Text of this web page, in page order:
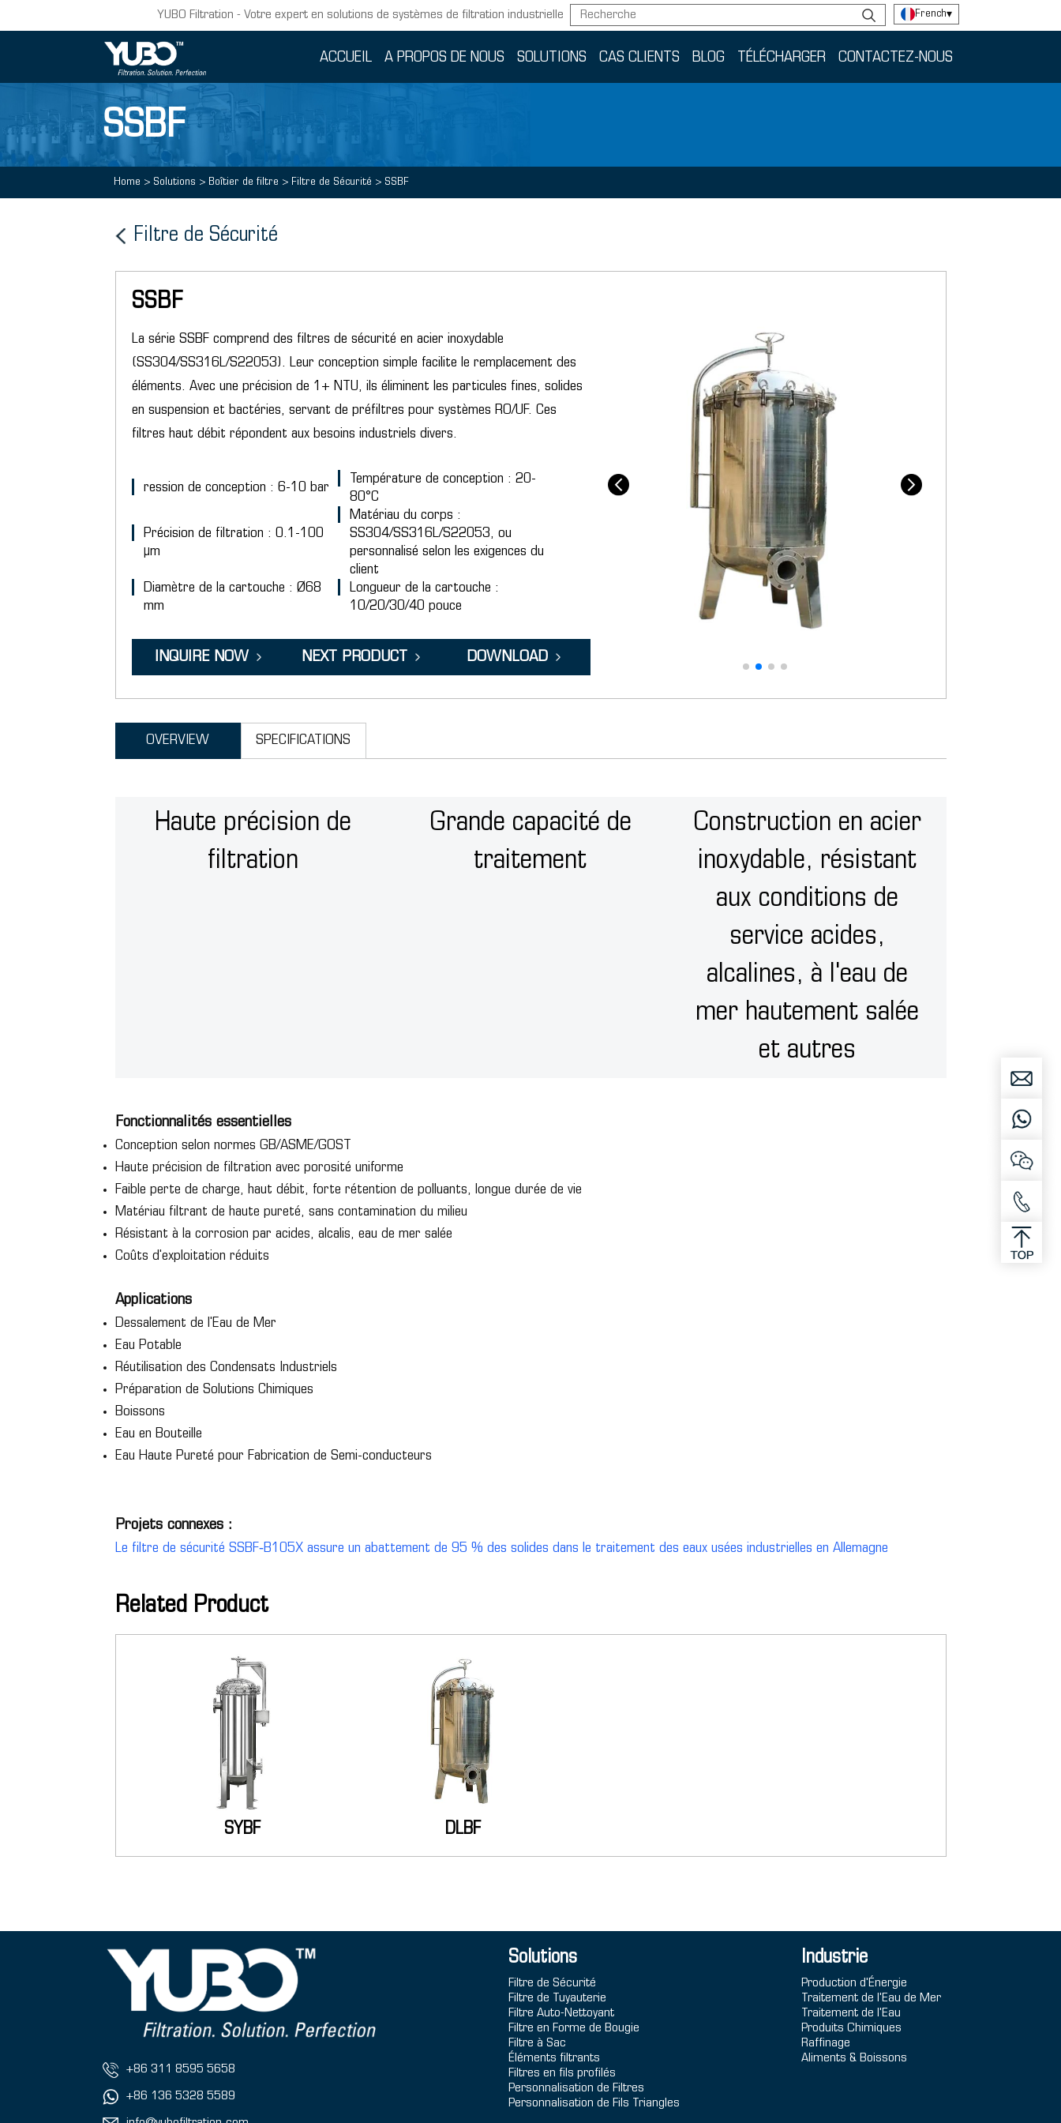
YUBO Filtration - Votre expert en solutions de systèmes de filtration industrielle French▾
ACCUEIL A PROPOS DE NOUS SOLUTIONS CAS CLIENTS BLOG TÉLÉCHARGER CONTACTEZ-NOUS
SSBF
Home > Solutions > Boîtier de filtre > Filtre de Sécurité > SSBF
Filtre de Sécurité
SSBF
La série SSBF comprend des filtres de sécurité en acier inoxydable
(SS304/SS316L/S22053). Leur conception simple facilite le remplacement des
éléments. Avec une précision de 1+ NTU, ils éliminent les particules fines, solides
en suspension et bactéries, servant de préfiltres pour systèmes RO/UF. Ces
filtres haut débit répondent aux besoins industriels divers.
ression de conception : 6-10 bar
Température de conception : 20-
80°C
Précision de filtration : 0.1-100
μm
Matériau du corps :
SS304/SS316L/S22053, ou
personnalisé selon les exigences du
client
Diamètre de la cartouche : Ø68
mm
Longueur de la cartouche :
10/20/30/40 pouce
INQUIRE NOW NEXT PRODUCT DOWNLOAD
OVERVIEW SPECIFICATIONS
Haute précision de
filtration
Grande capacité de
traitement
Construction en acier
inoxydable, résistant
aux conditions de
service acides,
alcalines, à l'eau de
mer hautement salée
et autres
Fonctionnalités essentielles
Conception selon normes GB/ASME/GOST
Haute précision de filtration avec porosité uniforme
Faible perte de charge, haut débit, forte rétention de polluants, longue durée de vie
Matériau filtrant de haute pureté, sans contamination du milieu
Résistant à la corrosion par acides, alcalis, eau de mer salée
Coûts d'exploitation réduits
Applications
Dessalement de l'Eau de Mer
Eau Potable
Réutilisation des Condensats Industriels
Préparation de Solutions Chimiques
Boissons
Eau en Bouteille
Eau Haute Pureté pour Fabrication de Semi-conducteurs
Projets connexes :
Le filtre de sécurité SSBF‑B105X assure un abattement de 95 % des solides dans le traitement des eaux usées industrielles en Allemagne
Related Product
SYBF DLBF
+86 311 8595 5658
+86 136 5328 5589
Solutions
Filtre de Sécurité
Filtre de Tuyauterie
Filtre Auto-Nettoyant
Filtre en Forme de Bougie
Filtre à Sac
Éléments filtrants
Filtres en fils profilés
Personnalisation de Filtres
Personnalisation de Fils Triangles
Industrie
Production d'Énergie
Traitement de l'Eau de Mer
Traitement de l'Eau
Produits Chimiques
Raffinage
Aliments & Boissons